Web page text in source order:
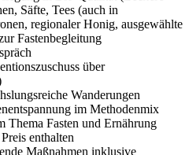
Säfte, Tees (auch in
regionaler Honig, ausgewählte
Fastenbegleitung
über
Wanderungen
im Methodenmix
Thema Fasten und Ernährung
enthalten
Maßnahmen inklusive